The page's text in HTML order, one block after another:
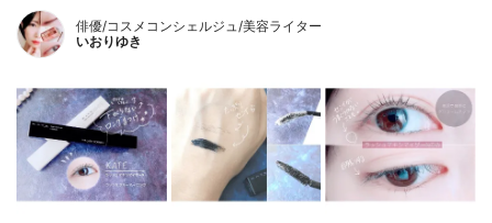
俳優/コスメコンシェルジュ/美容ライター
いおりゆき